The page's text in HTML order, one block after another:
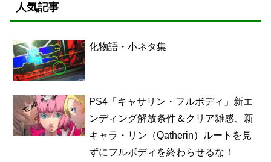
人気記事
化物語・小ネタ集
PS4「キャサリン・フルボディ」新エ
ンディング解放条件＆クリア雑感、新
キャラ・リン（Qatherin）ルートを見
ずにフルボディを終わらせるな！